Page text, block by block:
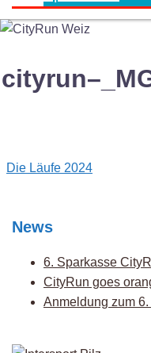
Post
Die Läufe 2024
News
6. Sparkasse
CityRun goes
Anmeldung zum